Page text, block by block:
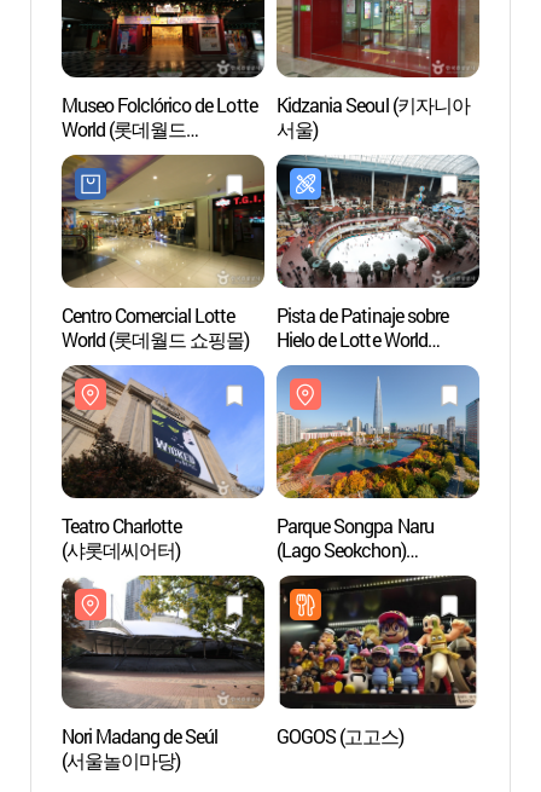
Museo Folclórico de Lotte
World (롯데월드
민속박물관)
Kidzania Seoul (키자니아
서울)
Centro Comercial Lotte
World (롯데월드 쇼핑몰)
Pista de Patinaje sobre
Hielo de Lotte World
(롯데월드 아이스링크
(실내))
Teatro Charlotte
(샤롯데씨어터)
Parque Songpa Naru
(Lago Seokchon)
(송파나루공원(석촌호수))
Nori Madang de Seúl
(서울놀이마당)
GOGOS (고고스)